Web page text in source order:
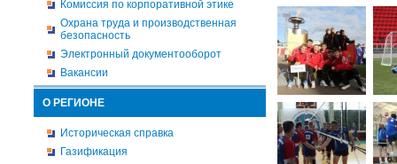
Комиссия по корпоративной этике
Охрана труда и производственная
безопасность
Электронный документооборот
Вакансии
О РЕГИОНЕ
Историческая справка
Газификация